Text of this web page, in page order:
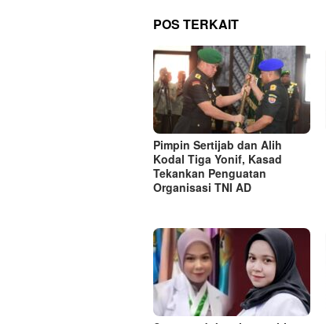
POS TERKAIT
Pimpin Sertijab dan Alih
Kodal Tiga Yonif, Kasad
Tekankan Penguatan
Organisasi TNI AD